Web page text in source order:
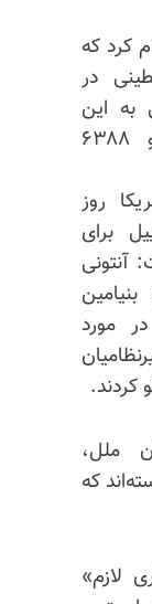
کرد که
۱۷۹۹فلسطینی در
به این
منطقه محاصره شده کشته و ۶۳۸۸
روز
برای
آنتونی
مورد
کردند.
ملل،
که
لازم»